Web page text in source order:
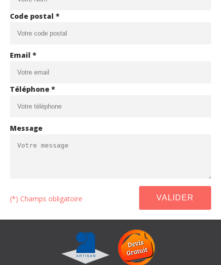
Code postal *
Email *
Téléphone *
Message
(*) Champs obligatoire